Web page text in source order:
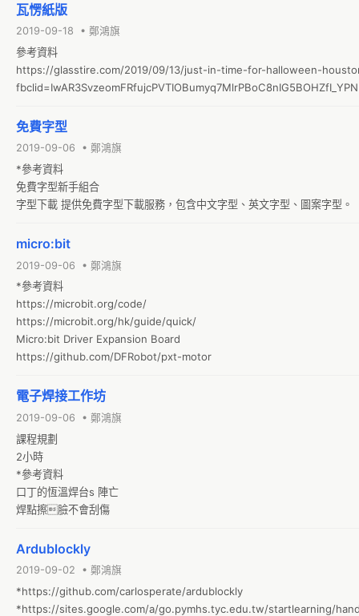
瓦愣紙版
2019-09-18 • 鄭鴻旗
參考資料
https://glasstire.com/2019/09/13/just-in-time-for-halloween-
免費字型
2019-09-06 • 鄭鴻旗
*參考資料
免費字型新手組合
字型下載 提供免費字型下載服務，包含中文字型、英文字型、圖案字型。
micro:bit
2019-09-06 • 鄭鴻旗
*參考資料
https://microbit.org/code/
https://microbit.org/hk/guide/quick/
Micro:bit Driver Expansion Board
https://github.com/DFRobot/pxt-motor
電子焊接工作坊
2019-09-06 • 鄭鴻旗
課程規劃
2小時
*參考資料
口丁的恆溫焊台s 陣亡
焊點擦臉不會刮傷
Ardublockly
2019-09-02 • 鄭鴻旗
*https://github.com/carlosperate/ardublockly
*https://sites.google.com/a/go.pymhs.tyc.edu.tw/startlearning/